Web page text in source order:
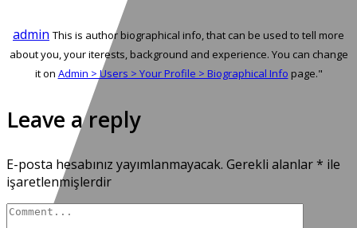
admin This is author biographical info, that can be used to tell more
about you, your iterests, background and experience. You can change
it on Admin > Users > Your Profile > Biographical Info page."
Leave a reply
E-posta hesabınız yayımlanmayacak. Gerekli alanlar* ile
işaretlenmişlerdir